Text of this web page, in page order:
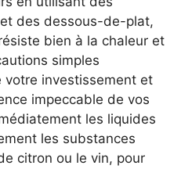
des dessous-de-plat,
bien à la chaleur et
simples
votre investissement et
impeccable de vos
les liquides
les substances
citron ou le vin, pour